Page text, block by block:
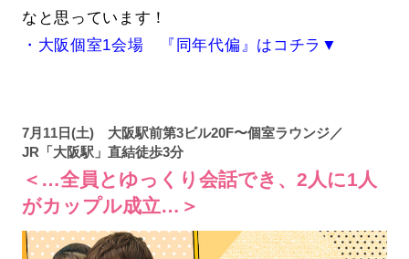
なと思っています！
・大阪個室1会場 『同年代偏』はコチラ▼
7月11日(土) 大阪駅前第3ビル20F〜個室ラウンジ／
JR「大阪駅」直結徒歩3分
＜…全員とゆっくり会話でき、2人に1人
がカップル成立…＞